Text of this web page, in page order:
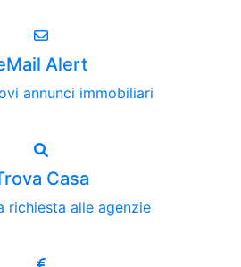
Alert
annunci immobiliari
Casa
richiesta alle agenzie